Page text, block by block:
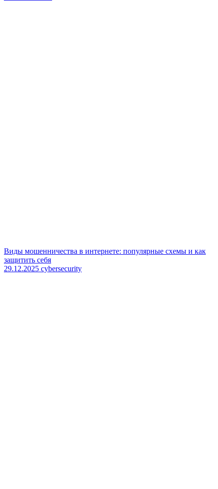
Виды мошенничества в интернете: популярные схемы и как
защитить себя
29.12.2025 cybersecurity